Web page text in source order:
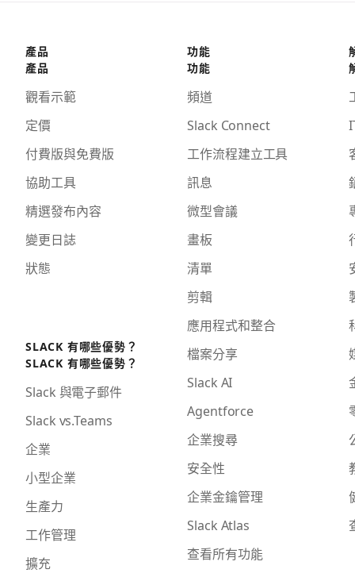
產品
產品
觀看示範
定價
付費版與免費版
協助工具
精選發布內容
變更日誌
狀態
SLACK 有哪些優勢？
SLACK 有哪些優勢？
Slack 與電子郵件
Slack vs.Teams
企業
小型企業
生產力
工作管理
擴充
功能
功能
頻道
Slack Connect
工作流程建立工具
訊息
微型會議
畫板
清單
剪輯
應用程式和整合
檔案分享
Slack AI
Agentforce
企業搜尋
安全性
企業金鑰管理
Slack Atlas
查看所有功能